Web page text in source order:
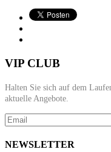
VIP CLUB
Halten Sie sich auf dem
aktuelle Angebote.
NEWSLETTER